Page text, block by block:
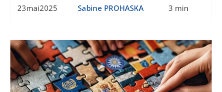
23mai2025 Sabine PROHASKA 3 min